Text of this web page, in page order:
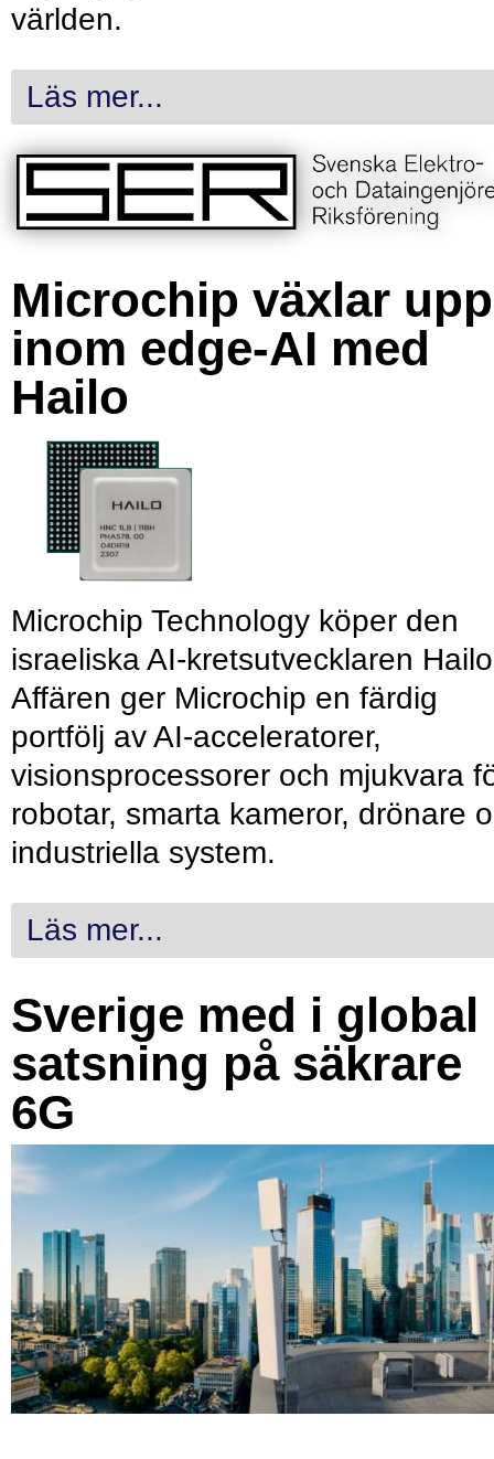
världen.
Läs mer...
Microchip växlar upp
inom edge-AI med
Hailo
Microchip Technology köper den
israeliska AI-kretsutvecklaren
Affären ger Microchip en färdig
portfölj av AI-acceleratorer,
visionsprocessorer och mjukvara
robotar, smarta kameror, drönare
industriella system.
Läs mer...
Sverige med i global
satsning på säkrare
6G